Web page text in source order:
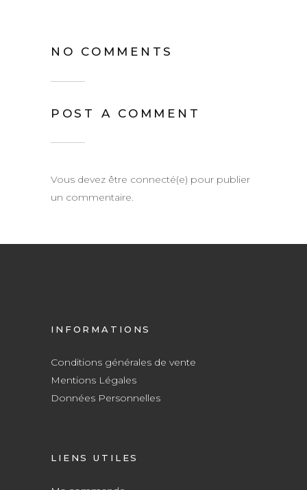
NO COMMENTS
POST A COMMENT
Vous devez être connecté(e) pour publier
un commentaire.
INFORMATIONS
Conditions générales de vente
Mentions Légales
Données Personnelles
LIENS UTILES